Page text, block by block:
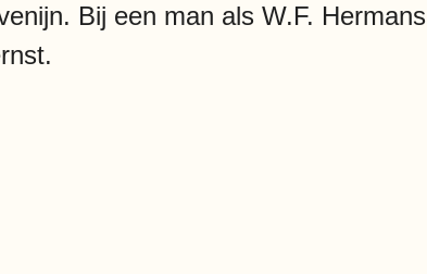
Bij een man als W.F. Hermans